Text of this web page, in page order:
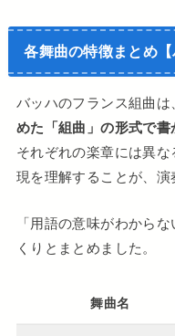
各舞曲の特徴まとめ【
バッハのフランス組曲は、
めた「組曲」の形式で
それぞれの楽章には異
現を理解することが、演
「用語の意味がわから
くりとまとめました。
舞曲名